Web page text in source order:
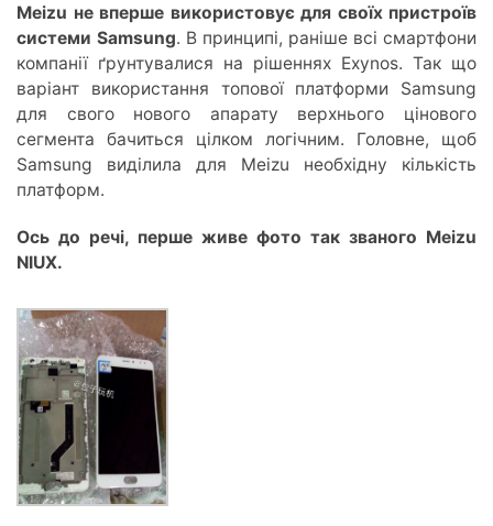
Meizu не вперше використовує для своїх пристроїв
системи Samsung. В принципі, раніше всі смартфони
компанії ґрунтувалися на рішеннях Exynos. Так що
варіант використання топової платформи Samsung
для свого нового апарату верхнього цінового
сегмента бачиться цілком логічним. Головне, щоб
Samsung виділила для Meizu необхідну кількість
платформ.
Ось до речі, перше живе фото так званого Meizu
NIUX.